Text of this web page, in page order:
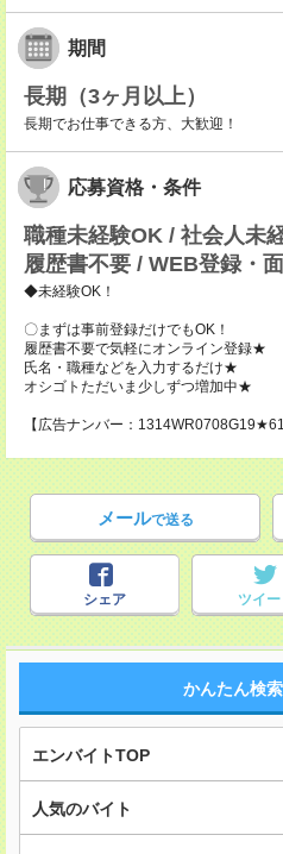
期間
長期（3ヶ月以上）
長期でお仕事できる方、大歓迎！
応募資格・条件
職種未経験OK / 社会人未
履歴書不要 / WEB登録・
◆未経験OK！
〇まずは事前登録だけでもOK！
履歴書不要で気軽にオンライン登録★
氏名・職種などを入力するだけ★
オシゴトただいま少しずつ増加中★
【広告ナンバー：
メールで送る
シェア ツイー
かんたん検
エンバイトTOP
人気のバイト